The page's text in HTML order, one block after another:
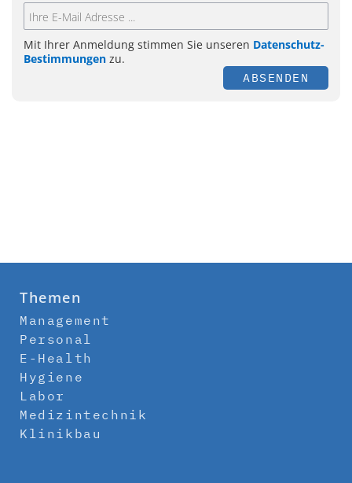
Mit Ihrer Anmeldung stimmen Sie unseren Datenschutz-
Bestimmungen zu.
ABSENDEN
Themen
Management
Personal
E-Health
Hygiene
Labor
Medizintechnik
Klinikbau